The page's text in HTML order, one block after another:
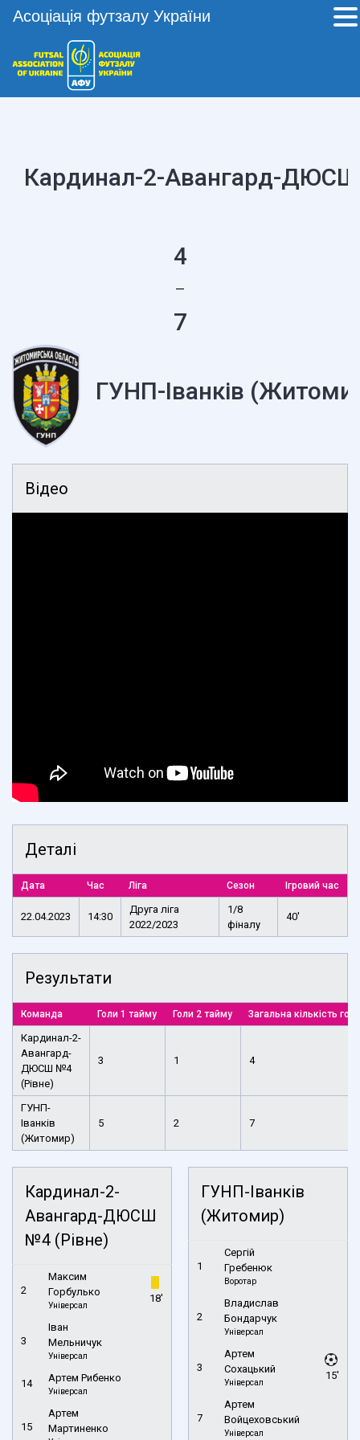
Кардинал-2-Авангард-
4
—
7
ГУНП-Іванків
Відео
Деталі
Дата Час Ліга Сезон Ігровий час
22.04.2023 14:30
Друга ліга
2022/2023
1/8
фіналу
40'
Результати
Команда Голи 1 тайму Голи 2 тайму Загальна кількість
Кардинал-2-
Авангард-
ДЮСШ №4
(Рівне)
3 1 4
ГУНП-
Іванків
(Житомир)
5 2 7
Кардинал-2-
Авангард-ДЮСШ
№4 (Рівне)
2
Максим
Горбулько
Універсал
18'
3
Іван
Мельничук
Універсал
14 Артем Рибенко
Універсал
15
Артем
Мартиненко
ГУНП-Іванків
(Житомир)
1
Сергій
Гребенюк
Воротар
2
Владислав
Бондарчук
Універсал
3
Артем
Сохацький
Універсал
15'
7
Артем
Войцеховський
Універсал
Асоціація футзалу України